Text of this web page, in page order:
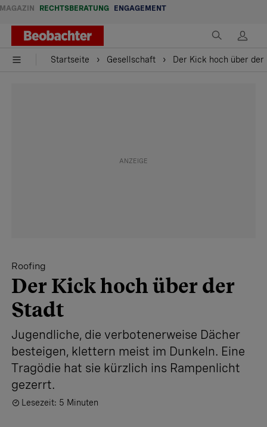
MAGAZIN RECHTSBERATUNG ENGAGEMENT
Startseite Gesellschaft Der Kick hoch über der
Roofing
Der Kick hoch über der
Stadt
Jugendliche, die verbotenerweise Dächer
besteigen, klettern meist im Dunkeln. Eine
Tragödie hat sie kürzlich ins Rampenlicht
gezerrt.
Lesezeit: 5 Minuten